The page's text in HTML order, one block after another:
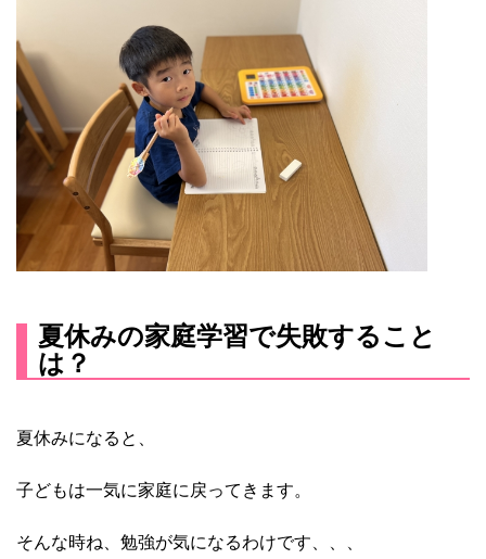
夏休みの家庭学習で失敗すること
は？
夏休みになると、
子どもは一気に家庭に戻ってきます。
そんな時ね、勉強が気になるわけです、、、